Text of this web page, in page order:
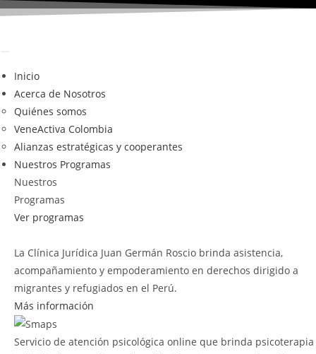
Ir
Inicio
Acerca de Nosotros
Quiénes somos
VeneActiva Colombia
Alianzas estratégicas y cooperantes
Nuestros Programas
Nuestros
Programas
Ver programas
La Clínica Jurídica Juan Germán Roscio brinda asistencia,
acompañamiento y empoderamiento en derechos dirigido a
migrantes y refugiados en el Perú.
Más información
Servicio de atención psicológica online que brinda psicoterapia